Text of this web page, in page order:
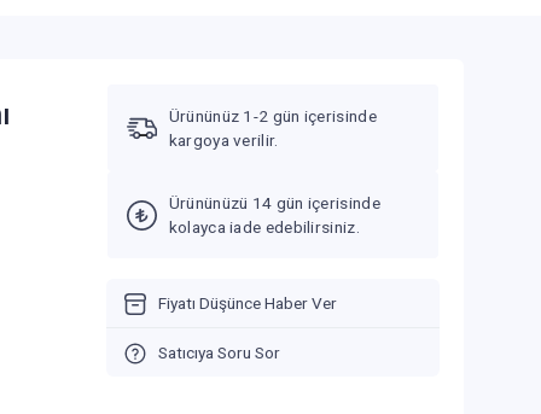
Ürününüz 1-2 gün içerisinde
kargoya verilir.
Ürününüzü 14 gün içerisinde
kolayca iade edebilirsiniz.
Fiyatı Düşünce Haber Ver
Satıcıya Soru Sor